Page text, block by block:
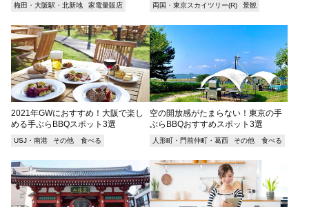
梅田・大阪駅・北新地 家電量販店 両国・東京スカイツリー(R) 景観
2021年GWにおすすめ！大阪で楽し
める手ぶらBBQスポット3選
USJ・南港 その他 食べる
空の開放感がたまらない！東京の手
ぶらBBQおすすめスポット3選
人形町・門前仲町・葛西 その他 食べる